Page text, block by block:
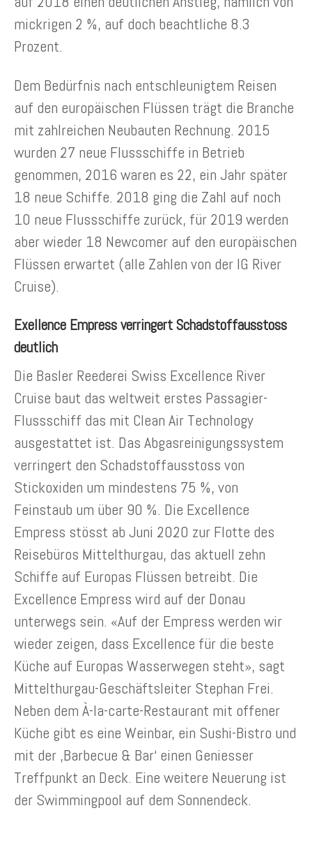
mickrigen 2 %, auf doch beachtliche 8.3
Prozent.
Dem Bedürfnis nach entschleunigtem Reisen
auf den europäischen Flüssen trägt die Branche
mit zahlreichen Neubauten Rechnung. 2015
wurden 27 neue Flussschiffe in Betrieb
genommen, 2016 waren es 22, ein Jahr später
18 neue Schiffe. 2018 ging die Zahl auf noch
10 neue Flussschiffe zurück, für 2019 werden
aber wieder 18 Newcomer auf den europäischen
Flüssen erwartet (alle Zahlen von der IG River
Cruise).
Exellence Empress verringert Schadstoffausstoss
deutlich
Die Basler Reederei Swiss Excellence River
Cruise baut das weltweit erstes Passagier-
Flussschiff das mit Clean Air Technology
ausgestattet ist. Das Abgasreinigungssystem
verringert den Schadstoffausstoss von
Stickoxiden um mindestens 75 %, von
Feinstaub um über 90 %. Die Excellence
Empress stösst ab Juni 2020 zur Flotte des
Reisebüros Mittelthurgau, das aktuell zehn
Schiffe auf Europas Flüssen betreibt. Die
Excellence Empress wird auf der Donau
unterwegs sein. «Auf der Empress werden wir
wieder zeigen, dass Excellence für die beste
Küche auf Europas Wasserwegen steht», sagt
Mittelthurgau-Geschäftsleiter Stephan Frei.
Neben dem À-la-carte-Restaurant mit offener
Küche gibt es eine Weinbar, ein Sushi-Bistro und
mit der ‚Barbecue & Bar‘ einen Geniesser
Treffpunkt an Deck. Eine weitere Neuerung ist
der Swimmingpool auf dem Sonnendeck.